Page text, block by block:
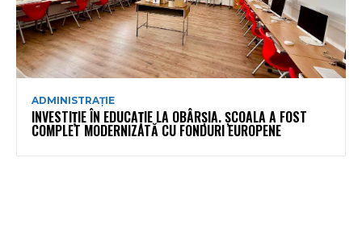
ADMINISTRAȚIE
INVESTIȚIE ÎN EDUCAȚIE LA OBÂRȘIA. ȘCOALA A FOST
COMPLET MODERNIZATĂ CU FONDURI EUROPENE